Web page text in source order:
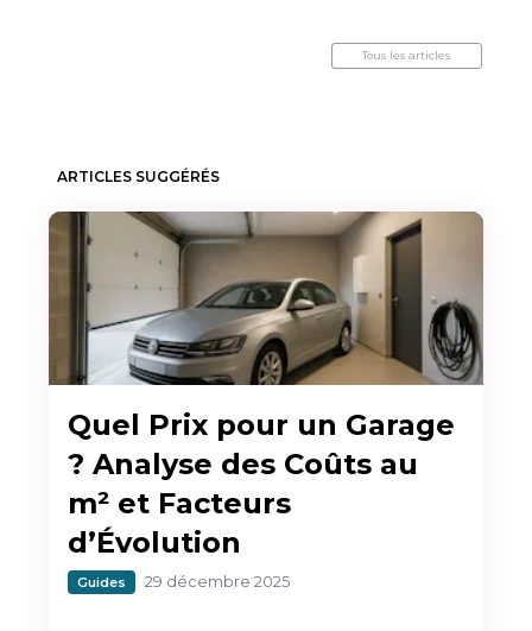
Tous les articles
ARTICLES SUGGÉRÉS
Quel Prix pour un Garage
? Analyse des Coûts au
m² et Facteurs
d’Évolution
Guides 29 décembre 2025